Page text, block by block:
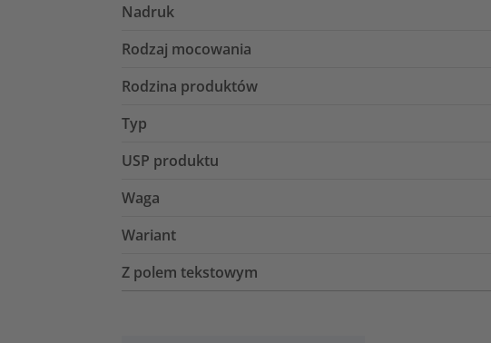
Nadruk
Rodzaj mocowania
Rodzina produktów
Typ
USP produktu
Waga
Wariant
Z polem tekstowym